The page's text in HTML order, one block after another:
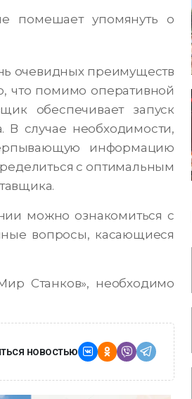
помешает упомянуть о
очевидных преимуществ
что помимо оперативной
обеспечивает запуск
В случае необходимости,
информацию
с оптимальным
можно ознакомиться с
вопросы, касающиеся
Станков», необходимо
новостью